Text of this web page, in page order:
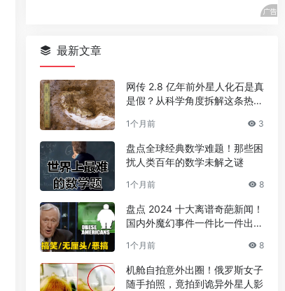
最新文章
网传 2.8 亿年前外星人化石是真
是假？从科学角度拆解这条热门
1个月前 3
盘点全球经典数学难题！那些困
扰人类百年的数学未解之谜
1个月前 8
盘点 2024 十大离谱奇葩新闻！
国内外魔幻事件一件比一件出人
1个月前 8
机舱自拍意外出圈！俄罗斯女子
随手拍照，竟拍到诡异外星人影